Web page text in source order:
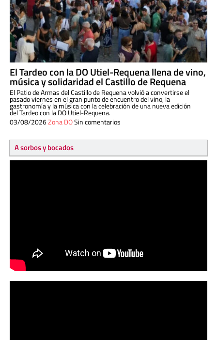
El Tardeo con la DO Utiel-Requena llena de vino,
música y solidaridad el Castillo de Requena
El Patio de Armas del Castillo de Requena volvió a convertirse el
pasado viernes en el gran punto de encuentro del vino, la
gastronomía y la música con la celebración de una nueva edición
del Tardeo con la DO Utiel-Requena.
03/08/2026Zona DOSin comentarios
A sorbos y bocados